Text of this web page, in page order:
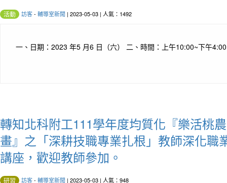
活動 訪客- 輔導室新聞 | 2023-05-03 | 人氣：1492
一、日期：2023 年5 月6 日（六） 二、時間：上午10:00~下午4:00
轉知北科附工111學年度均質化『樂活桃
畫』之「深耕技職專業扎根」教師深化職
講座，歡迎教師參加。
研習 訪客- 輔導室新聞 | 2023-05-03 | 人氣：948